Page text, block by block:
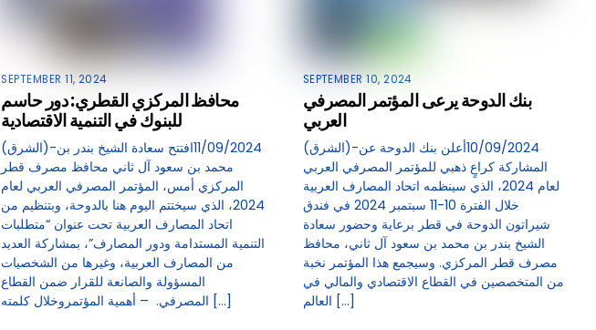
SEPTEMBER 11, 2024
محافظ المركزي القطري: دور حاسم
للبنوك في التنمية الاقتصادية
(الشرق)-11/09/2024افتتح سعادة الشيخ بندر بن
محمد بن سعود آل ثاني محافظ مصرف قطر
المركزي أمس، المؤتمر المصرفي العربي لعام
2024، الذي سيختتم اليوم هنا بالدوحة، وبتنظيم من
اتحاد المصارف العربية تحت عنوان “متطلبات
التنمية المستدامة ودور المصارف”، بمشاركة العديد
من المصارف العربية، وغيرها من الشخصيات
المسؤولة والصانعة للقرار ضمن القطاع
المصرفي. – أهمية المؤتمروخلال كلمته […]
SEPTEMBER 10, 2024
بنك الدوحة يرعى المؤتمر المصرفي
العربي
(الشرق)-10/09/2024أعلن بنك الدوحة عن
المشاركة كراعٍ ذهبي للمؤتمر المصرفي العربي
لعام 2024، الذي سينظمه اتحاد المصارف العربية
خلال الفترة 10-11 سبتمبر 2024 في فندق
شيراتون الدوحة في قطر برعاية وحضور سعادة
الشيخ بندر بن محمد بن سعود آل ثاني، محافظ
مصرف قطر المركزي. وسيجمع هذا المؤتمر نخبة
من المتخصصين في القطاع الاقتصادي والمالي في
العالم […]